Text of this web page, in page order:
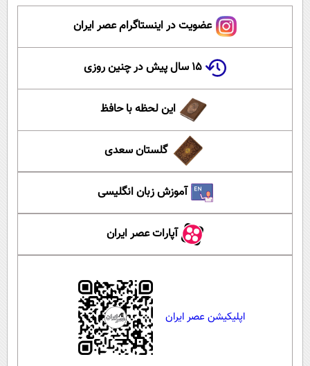
عضویت در اینستاگرام عصر ایران
۱۵ سال پیش در چنین روزی
این لحظه با حافظ
گلستان سعدی
آموزش زبان انگلیسی
آپارات عصر ایران
اپلیکیشن عصر ایران